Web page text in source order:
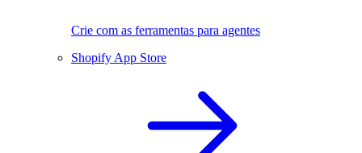
Crie com as ferramentas para agentes
Shopify App Store